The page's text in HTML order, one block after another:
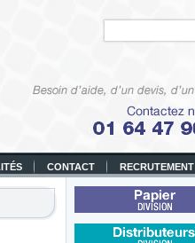
CONTACT RECRUTEMENT